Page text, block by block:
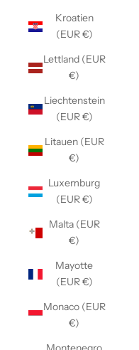
Kroatien
(EUR €)
Lettland (EUR
€)
Liechtenstein
(EUR €)
Litauen (EUR
€)
Luxemburg
(EUR €)
Malta (EUR
€)
Mayotte
(EUR €)
Monaco (EUR
€)